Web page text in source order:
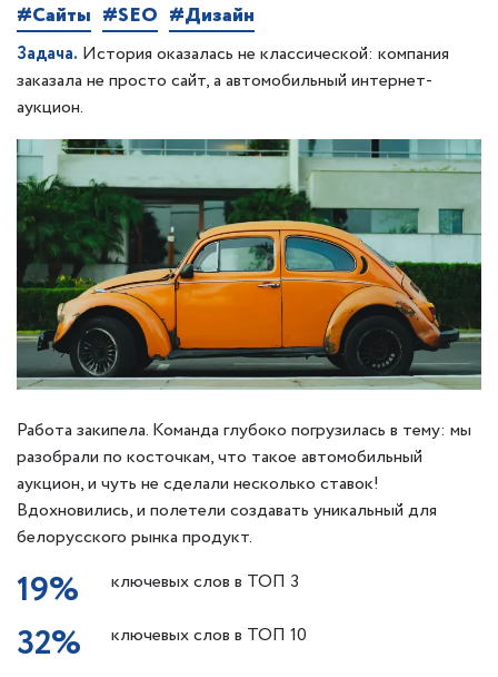
#Сайты #SEO #Дизайн
Задача. История оказалась не классической: компания
заказала не просто сайт, а автомобильный интернет-
аукцион.
Работа закипела. Команда глубоко погрузилась в тему: мы
разобрали по косточкам, что такое автомобильный
аукцион, и чуть не сделали несколько ставок!
Вдохновились, и полетели создавать уникальный для
белорусского рынка продукт.
19% ключевых слов в ТОП 3
32% ключевых слов в ТОП 10